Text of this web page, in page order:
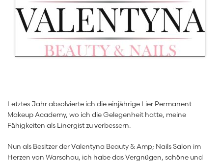
Letztes Jahr absolvierte ich die einjährige Lier Permanent
Makeup Academy, wo ich die Gelegenheit hatte, meine
Fähigkeiten als Linergist zu verbessern.
Nun als Besitzer der Valentyna Beauty & Amp; Nails Salon im
Herzen von Warschau, ich habe das Vergnügen, schöne und